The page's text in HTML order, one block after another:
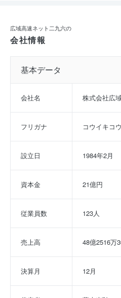
広域高速ネット二九六の
会社情報
基本データ
会社名 株式会社広
フリガナ コウイキコ
設立日 1984年2月
資本金 21億円
従業員数 123人
売上高 48億2516万
決算月 12月